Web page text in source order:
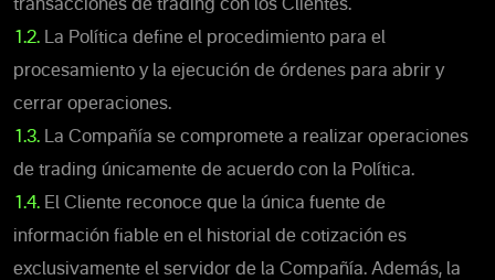
transacciones de trading con los Clientes.
1.2. La Política define el procedimiento para el
procesamiento y la ejecución de órdenes para abrir y
cerrar operaciones.
1.3. La Compañía se compromete a realizar operaciones
de trading únicamente de acuerdo con la Política.
1.4. El Cliente reconoce que la única fuente de
información fiable en el historial de cotización es
exclusivamente el servidor de la Compañía. Además, la